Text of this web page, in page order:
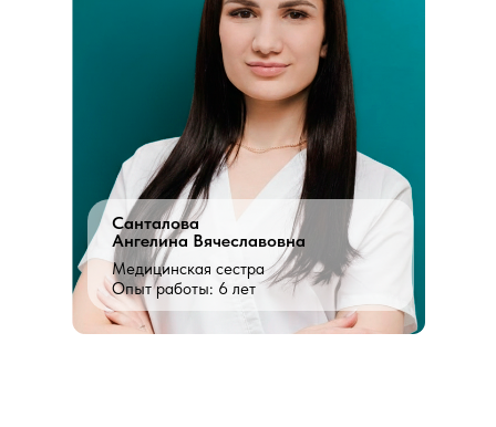
Опыт работы: 6 лет
Санталова
Ангелина Вячеславовна
Медицинская сестра